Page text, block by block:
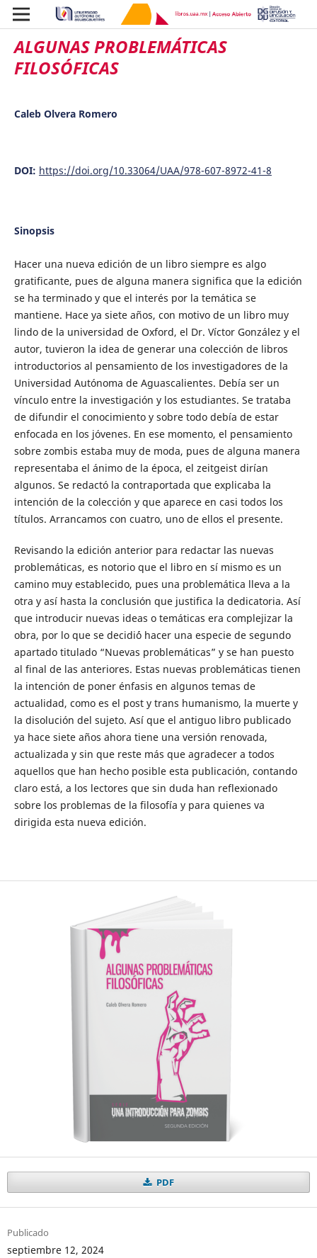
ALGUNAS PROBLEMÁTICAS
FILOSÓFICAS
Caleb Olvera Romero
DOI: https://doi.org/10.33064/UAA/978-607-8972-41-8
Sinopsis
Hacer una nueva edición de un libro siempre es algo
gratificante, pues de alguna manera significa que la edición
se ha terminado y que el interés por la temática se
mantiene. Hace ya siete años, con motivo de un libro muy
lindo de la universidad de Oxford, el Dr. Víctor González y el
autor, tuvieron la idea de generar una colección de libros
introductorios al pensamiento de los investigadores de la
Universidad Autónoma de Aguascalientes. Debía ser un
vínculo entre la investigación y los estudiantes. Se trataba
de difundir el conocimiento y sobre todo debía de estar
enfocada en los jóvenes. En ese momento, el pensamiento
sobre zombis estaba muy de moda, pues de alguna manera
representaba el ánimo de la época, el zeitgeist dirían
algunos. Se redactó la contraportada que explicaba la
intención de la colección y que aparece en casi todos los
títulos. Arrancamos con cuatro, uno de ellos el presente.
Revisando la edición anterior para redactar las nuevas
problemáticas, es notorio que el libro en sí mismo es un
camino muy establecido, pues una problemática lleva a la
otra y así hasta la conclusión que justifica la dedicatoria. Así
que introducir nuevas ideas o temáticas era complejizar la
obra, por lo que se decidi´ó hacer una especie de segundo
apartado titulado “Nuevas problemáticas” y se han puesto
al final de las anteriores. Estas nuevas problemáticas tienen
la intención de poner énfasis en algunos temas de
actualidad, como es el post y trans humanismo, la muerte y
la disolución del sujeto. Así que el antiguo libro publicado
ya hace siete años ahora tiene una versión renovada,
actualizada y sin que reste más que agradecer a todos
aquellos que han hecho posible esta publicación, contando
claro está, a los lectores que sin duda han reflexionado
sobre los problemas de la filosofía y para quienes va
dirigida esta nueva edición.
PDF
Publicado
septiembre 12, 2024